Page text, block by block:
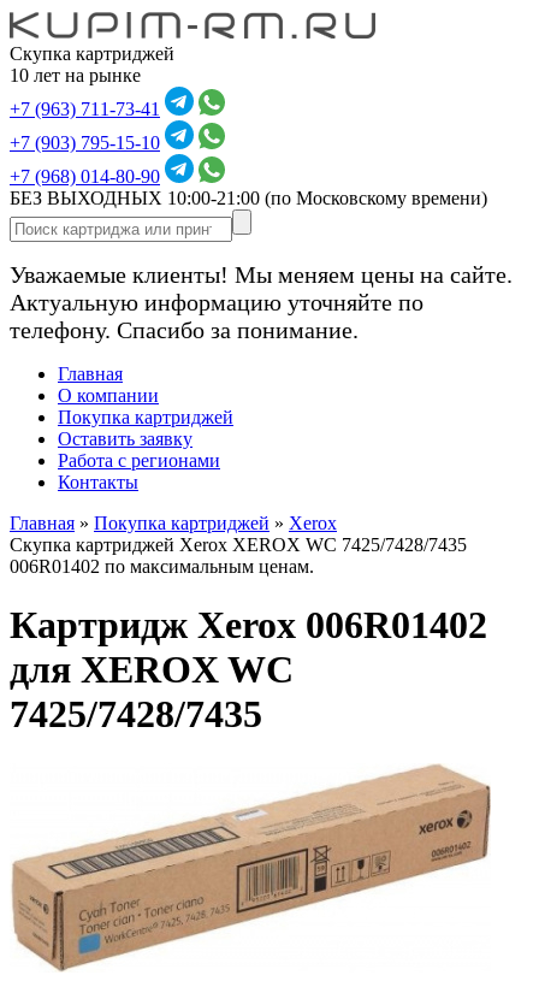
Скупка картриджей
10 лет на рынке
+7 (963) 711-73-41
+7 (903) 795-15-10
+7 (968) 014-80-90
БЕЗ ВЫХОДНЫХ 10:00-21:00 (по Московскому времени)
Уважаемые клиенты! Мы меняем цены на сайте.
Актуальную информацию уточняйте по
телефону. Спасибо за понимание.
Главная
О компании
Покупка картриджей
Оставить заявку
Работа с регионами
Контакты
Главная » Покупка картриджей » Xerox
Скупка картриджей Xerox XEROX WC 7425/7428/7435
006R01402 по максимальным ценам.
Картридж Xerox 006R01402
для XEROX WC
7425/7428/7435